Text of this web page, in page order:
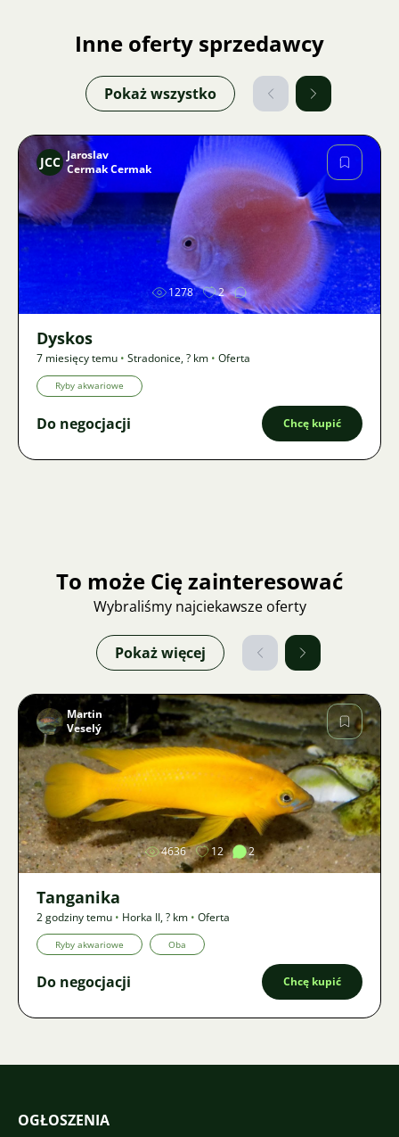
Inne oferty sprzedawcy
Pokaż wszystko
Zdjęcie
JCC Jaroslav
Cermak Cermak
1278 2
Dyskos
7 miesięcy temu • Stradonice,? km • Oferta
Ryby akwariowe
Do negocjacji Chcę kupić
To może Cię zainteresować
Wybraliśmy najciekawsze oferty
Pokaż więcej
Zdjęcie
Martin
Veselý
4636 12 2
Tanganika
2 godziny temu • Horka II,? km • Oferta
Ryby akwariowe Oba
Do negocjacji Chcę kupić
OGŁOSZENIA